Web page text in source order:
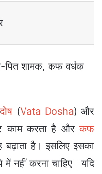
पित शामक, कफ वर्धक
(Vata Dosha) और
काम करता है औरकफ
बढ़ाता है। इसलिए इसका
नहीं करना चाहिए। यदि